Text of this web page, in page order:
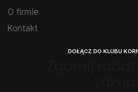
O firmie
Kontakt
DOŁĄCZ DO KLUBU